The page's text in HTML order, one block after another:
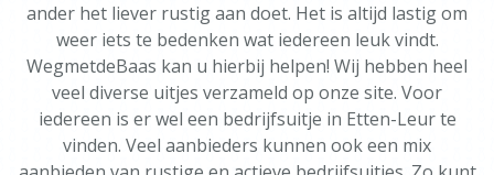
ander het liever rustig aan doet. Het is altijd lastig om
weer iets te bedenken wat iedereen leuk vindt.
WegmetdeBaas kan u hierbij helpen! Wij hebben heel
veel diverse uitjes verzameld op onze site. Voor
iedereen is er wel een bedrijfsuitje in Etten-Leur te
vinden. Veel aanbieders kunnen ook een mix